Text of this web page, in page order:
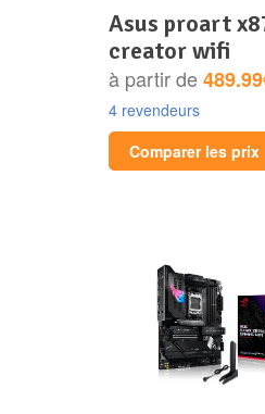
asus proart x870e-
creator wifi
à partir de
4 revendeurs
Comparer les prix